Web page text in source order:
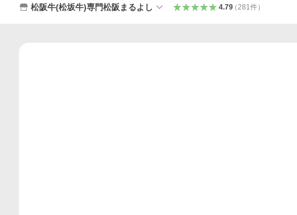
松阪牛(松坂牛)専門松阪まるよし 4.79（281件）